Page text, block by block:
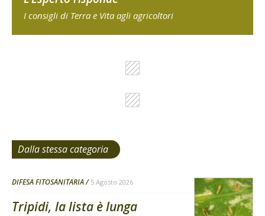
I consigli di Terra e Vita agli agricoltori
Dalla stessa categoria
DIFESA FITOSANITARIA 5 Agosto 2026
Tripidi, la lista è lunga